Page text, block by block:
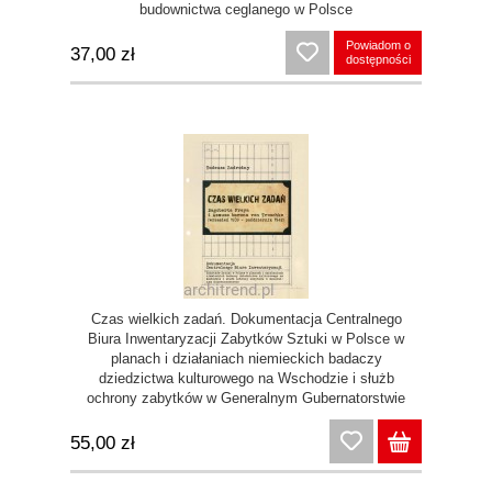
budownictwa ceglanego w Polsce
37,00 zł
Powiadom o
dostępności
Czas wielkich zadań. Dokumentacja Centralnego
Biura Inwentaryzacji Zabytków Sztuki w Polsce w
planach i działaniach niemieckich badaczy
dziedzictwa kulturowego na Wschodzie i służb
ochrony zabytków w Generalnym Gubernatorstwie
55,00 zł